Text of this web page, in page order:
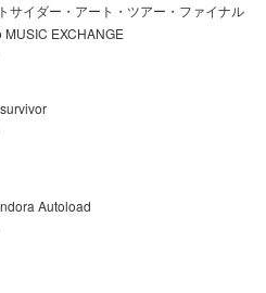
サイダー・アート・ツアー・ファイナル
EXCHANGE
Autoload